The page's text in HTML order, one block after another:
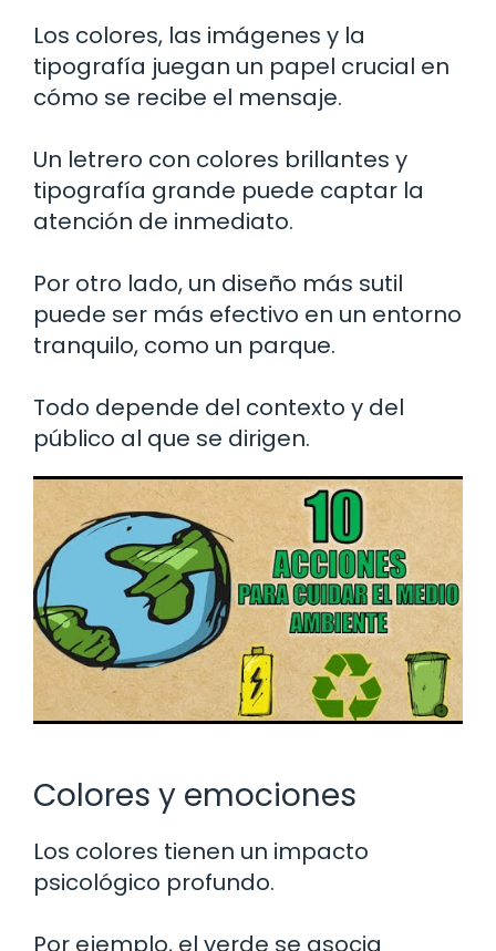
Los colores, las imágenes y la
tipografía juegan un papel crucial en
cómo se recibe el mensaje.
Un letrero con colores brillantes y
tipografía grande puede captar la
atención de inmediato.
Por otro lado, un diseño más sutil
puede ser más efectivo en un entorno
tranquilo, como un parque.
Todo depende del contexto y del
público al que se dirigen.
Colores y emociones
Los colores tienen un impacto
psicológico profundo.
Por ejemplo, el verde se asocia